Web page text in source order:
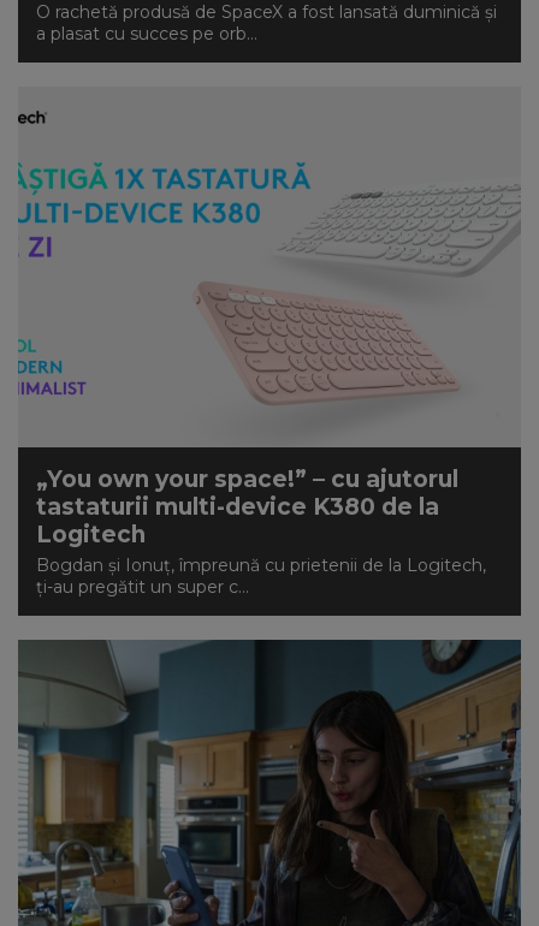
O rachetă produsă de SpaceX a fost lansată duminică şi
a plasat cu succes pe orb...
„You own your space!” – cu ajutorul
tastaturii multi-device K380 de la
Logitech
Bogdan și Ionuț, împreună cu prietenii de la Logitech,
ți-au pregătit un super c...